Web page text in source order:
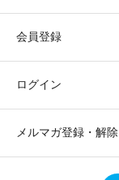
会員登録
ログイン
メルマガ登録・解除